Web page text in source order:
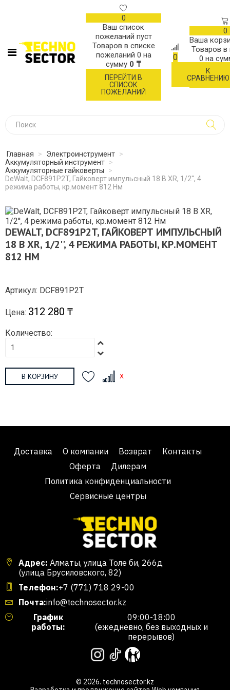
0
Ваш список
пожеланий пуст
Товаров в списке
пожеланий 0 на
сумму 0 ₸
ПЕРЕЙТИ В
СПИСОК
ПОЖЕЛАНИЙ
0
К
СРАВНЕНИЮ
0
Ваша
Товаров в
0 на
Главная > Электроинструмент >
Аккумуляторный инструмент >
Аккумуляторные гайковерты
>
DeWalt, DCF891P2T, Гайковерт импульсный 18 В XR, 1/2'', 4
режима работы, кр.момент 812 Нм
DEWALT, DCF891P2T, ГАЙКОВЕРТ ИМПУЛЬСНЫЙ
18 В XR, 1/2'', 4 РЕЖИМА РАБОТЫ, КР.МОМЕНТ
812 НМ
Артикул: DCF891P2T
Цена: 312 280 ₸
Количество:
В КОРЗИНУ
Доставка О компании Возврат
Контакты
Оферта
Дилерам
Политика конфиденциальности
Сервисные центры
Адрес: Алматы, улица Толе би, 266д
(улица Брусиловского, 82)
Телефон:+7 (771) 718 29-00
Почта:info@technosector.kz
График
работы:
09:00-18:00
(ежедневно, без выходных и
перерывов)
© 2026. technosector.kz